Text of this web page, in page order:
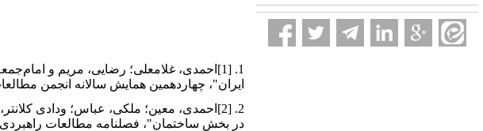
ایران"، چهاردهمین همایش سالانه انجمن
در بخش ساختمان"، فصلنامه مطالعات راهبردی